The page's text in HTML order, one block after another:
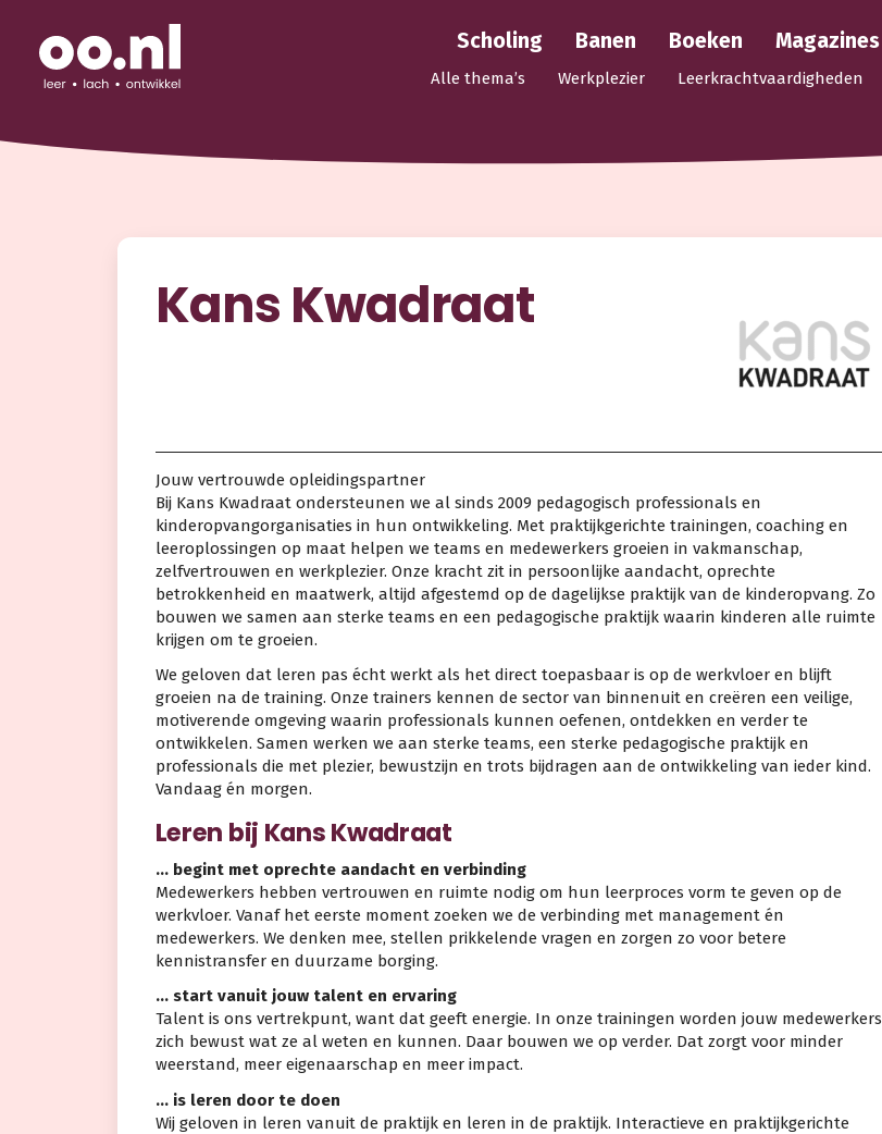
Scholing Banen Boeken Magazines
Alle thema’s Werkplezier Leerkrachtvaardigheden
Kans Kwadraat
Jouw vertrouwde opleidingspartner
Bij Kans Kwadraat ondersteunen we al sinds 2009 pedagogisch professionals en
kinderopvangorganisaties in hun ontwikkeling. Met praktijkgerichte trainingen, coaching en
leeroplossingen op maat helpen we teams en medewerkers groeien in vakmanschap,
zelfvertrouwen en werkplezier. Onze kracht zit in persoonlijke aandacht, oprechte
betrokkenheid en maatwerk, altijd afgestemd op de dagelijkse praktijk van de kinderopvang. Zo
bouwen we samen aan sterke teams en een pedagogische praktijk waarin kinderen alle ruimte
krijgen om te groeien.
We geloven dat leren pas écht werkt als het direct toepasbaar is op de werkvloer en blijft
groeien na de training. Onze trainers kennen de sector van binnenuit en creëren een veilige,
motiverende omgeving waarin professionals kunnen oefenen, ontdekken en verder te
ontwikkelen. Samen werken we aan sterke teams, een sterke pedagogische praktijk en
professionals die met plezier, bewustzijn en trots bijdragen aan de ontwikkeling van ieder kind.
Vandaag én morgen.
Leren bij Kans Kwadraat
… begint met oprechte aandacht en verbinding
Medewerkers hebben vertrouwen en ruimte nodig om hun leerproces vorm te geven op de
werkvloer. Vanaf het eerste moment zoeken we de verbinding met management én
medewerkers. We denken mee, stellen prikkelende vragen en zorgen zo voor betere
kennistransfer en duurzame borging.
… start vanuit jouw talent en ervaring
Talent is ons vertrekpunt, want dat geeft energie. In onze trainingen worden jouw medewerkers
zich bewust wat ze al weten en kunnen. Daar bouwen we op verder. Dat zorgt voor minder
weerstand, meer eigenaarschap en meer impact.
… is leren door te doen
Wij geloven in leren vanuit de praktijk en leren in de praktijk. Interactieve en praktijkgerichte